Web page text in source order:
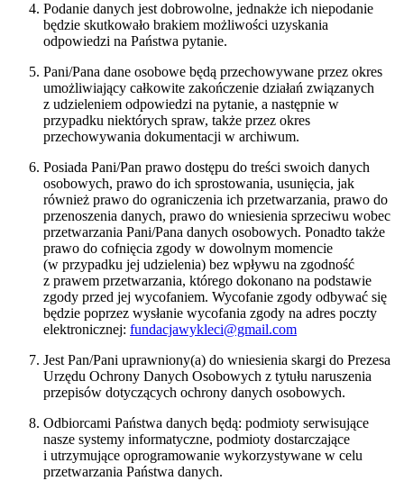
Podanie danych jest dobrowolne, jednakże ich niepodanie
będzie skutkowało brakiem możliwości uzyskania
odpowiedzi na Państwa pytanie.
Pani/Pana dane osobowe będą przechowywane przez okres
umożliwiający całkowite zakończenie działań związanych
z udzieleniem odpowiedzi na pytanie, a następnie w
przypadku niektórych spraw, także przez okres
przechowywania dokumentacji w archiwum.
Posiada Pani/Pan prawo dostępu do treści swoich danych
osobowych, prawo do ich sprostowania, usunięcia, jak
również prawo do ograniczenia ich przetwarzania, prawo do
przenoszenia danych, prawo do wniesienia sprzeciwu wobec
przetwarzania Pani/Pana danych osobowych. Ponadto także
prawo do cofnięcia zgody w dowolnym momencie
(w przypadku jej udzielenia) bez wpływu na zgodność
z prawem przetwarzania, którego dokonano na podstawie
zgody przed jej wycofaniem. Wycofanie zgody odbywać się
będzie poprzez wysłanie wycofania zgody na adres poczty
elektronicznej: fundacjawykleci@gmail.com
Jest Pan/Pani uprawniony(a) do wniesienia skargi do Prezesa
Urzędu Ochrony Danych Osobowych z tytułu naruszenia
przepisów dotyczących ochrony danych osobowych.
Odbiorcami Państwa danych będą: podmioty serwisujące
nasze systemy informatyczne, podmioty dostarczające
i utrzymujące oprogramowanie wykorzystywane w celu
przetwarzania Państwa danych.